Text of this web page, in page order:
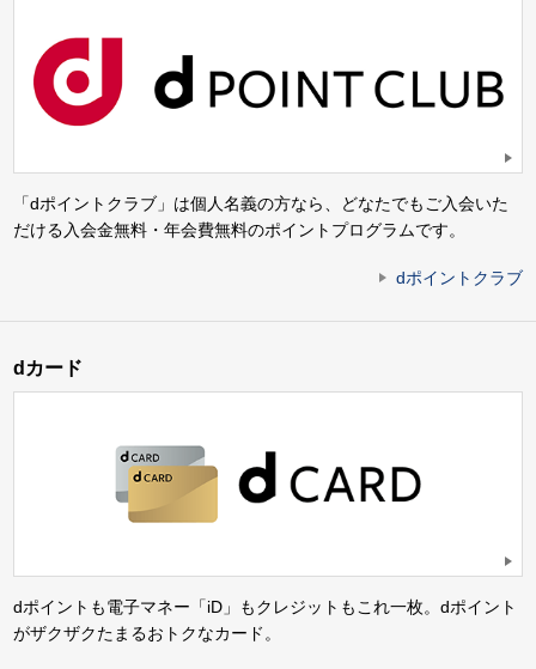
「dポイントクラブ」は個人名義の方なら、どなたでもご入会いた
だける入会金無料・年会費無料のポイントプログラムです。
dポイントクラブ
dカード
dポイントも電子マネー「iD」もクレジットもこれ一枚。dポイント
がザクザクたまるおトクなカード。